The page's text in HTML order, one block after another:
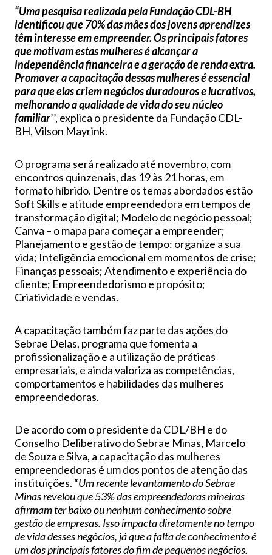
“Uma pesquisa realizada pela Fundação CDL-BH
identificou que 70% das mães dos jovens aprendizes
têm interesse em empreender. Os principais fatores
que motivam estas mulheres é alcançar a
independência financeira e a geração de renda extra.
Promover a capacitação dessas mulheres é essencial
para que elas criem negócios duradouros e lucrativos,
melhorando a qualidade de vida do seu núcleo
familiar’’, explica o presidente da Fundação CDL-
BH, Vilson Mayrink.
O programa será realizado até novembro, com
encontros quinzenais, das 19 às 21 horas, em
formato híbrido. Dentre os temas abordados estão
Soft Skills e atitude empreendedora em tempos de
transformação digital; Modelo de negócio pessoal;
Canva – o mapa para começar a empreender;
Planejamento e gestão de tempo: organize a sua
vida; Inteligência emocional em momentos de crise;
Finanças pessoais; Atendimento e experiência do
cliente; Empreendedorismo e propósito;
Criatividade e vendas.
A capacitação também faz parte das ações do
Sebrae Delas, programa que fomenta a
profissionalização e a utilização de práticas
empresariais, e ainda valoriza as competências,
comportamentos e habilidades das mulheres
empreendedoras.
De acordo com o presidente da CDL/BH e do
Conselho Deliberativo do Sebrae Minas, Marcelo
de Souza e Silva, a capacitação das mulheres
empreendedoras é um dos pontos de atenção das
instituições. “Um recente levantamento do Sebrae
Minas revelou que 53% das empreendedoras mineiras
afirmam ter baixo ou nenhum conhecimento sobre
gestão de empresas. Isso impacta diretamente no tempo
de vida desses negócios, já que a falta de conhecimento é
um dos principais fatores do fim de pequenos negócios.